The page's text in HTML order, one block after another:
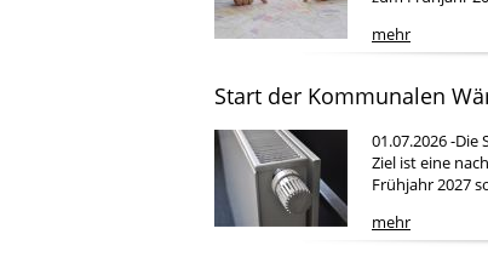
mehr
Start der Kommunalen
01.07.2026 -
Ziel ist eine
Frühjahr 2027
mehr